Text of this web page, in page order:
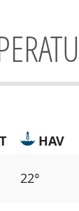
HAV
22°